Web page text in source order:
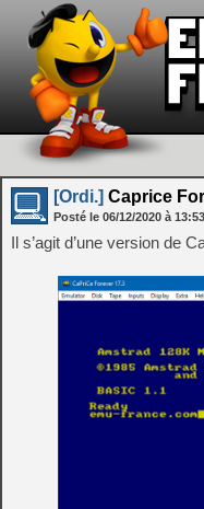
[Ordi.] Caprice
Posté le 06/12/2020 à 13:53
Il s’agit d’une version de